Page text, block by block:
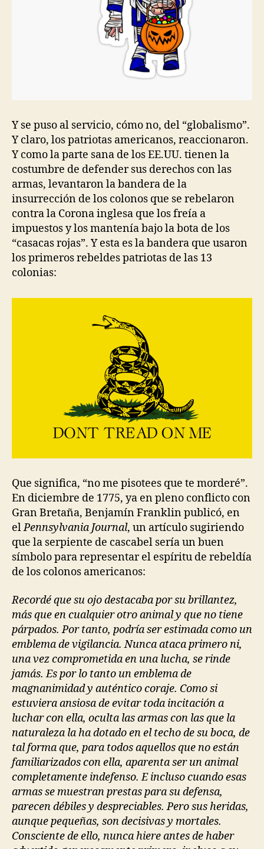
Y se puso al servicio, cómo no, del “globalismo”.
Y claro, los patriotas americanos, reaccionaron.
Y como la parte sana de los EE.UU. tienen la
costumbre de defender sus derechos con las
armas, levantaron la bandera de la
insurrección de los colonos que se rebelaron
contra la Corona inglesa que los freía a
impuestos y los mantenía bajo la bota de los
“casacas rojas”. Y esta es la bandera que usaron
los primeros rebeldes patriotas de las 13
colonias:
Que significa, “no me pisotees que te morderé”.
En diciembre de 1775, ya en pleno conflicto con
Gran Bretaña, Benjamín Franklin publicó, en
elPennsylvania Journal, un artículo sugiriendo
que la serpiente de cascabel sería un buen
símbolo para representar el espíritu de rebeldía
de los colonos americanos:
Recordé que su ojo destacaba por su brillantez,
más que en cualquier otro animal y que no tiene
párpados. Por tanto, podría ser estimada como un
emblema de vigilancia. Nunca ataca primero ni,
una vez comprometida en una lucha, se rinde
jamás. Es por lo tanto un emblema de
magnanimidad y auténtico coraje. Como si
estuviera ansiosa de evitar toda incitación a
luchar con ella, oculta las armas con las que la
naturaleza la ha dotado en el techo de su boca, de
tal forma que, para todos aquellos que no están
familiarizados con ella, aparenta ser un animal
completamente indefenso. E incluso cuando esas
armas se muestran prestas para su defensa,
parecen débiles y despreciables. Pero sus heridas,
aunque pequeñas, son decisivas y mortales.
Consciente de ello, nunca hiere antes de haber